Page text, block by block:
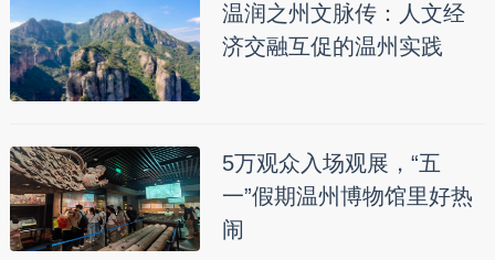
温润之州文脉传：人文经
济交融互促的温州实践
5万观众入场观展，“五
一”假期温州博物馆里好热
闹